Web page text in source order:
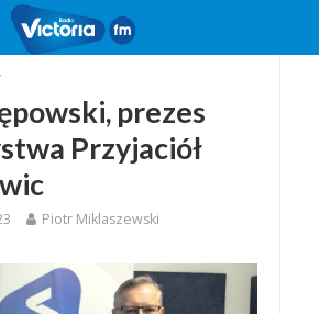
prezes
Przyjaciół
Piotr Miklaszewski